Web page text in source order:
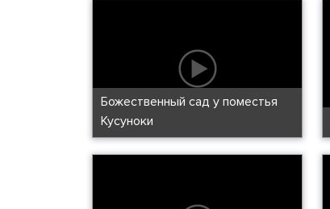
Божественный сад у поместья
Кусуноки